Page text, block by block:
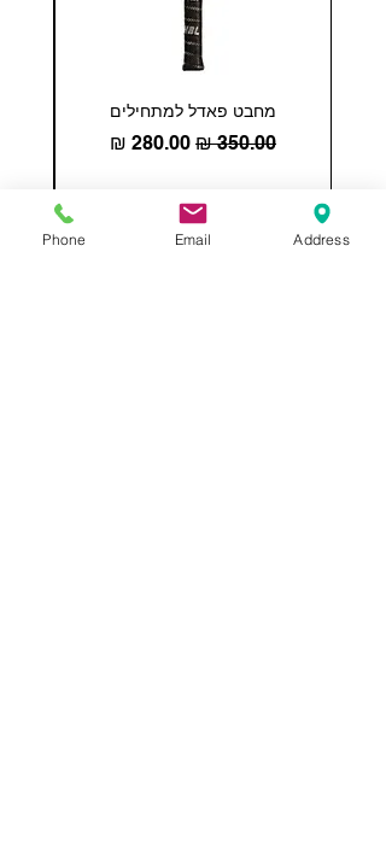
מחבט פאדל למתחילים
מחיר רגיל מחיר מבצע
הוספה לסל
Phone Email Address